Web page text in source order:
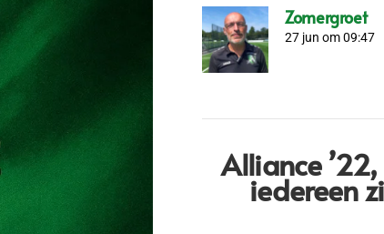
Zomergroet
27 jun om 09:47
Alliance ’22,
iedereen